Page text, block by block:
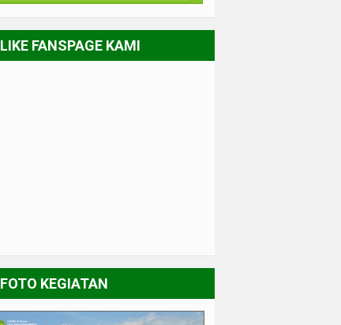
LIKE FANSPAGE KAMI
FOTO KEGIATAN